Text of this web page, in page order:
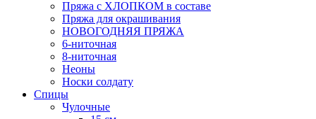
Пряжа с ХЛОПКОМ в составе
Пряжа для окрашивания
НОВОГОДНЯЯ ПРЯЖА
6-ниточная
8-ниточная
Неоны
Носки солдату
Спицы
Чулочные